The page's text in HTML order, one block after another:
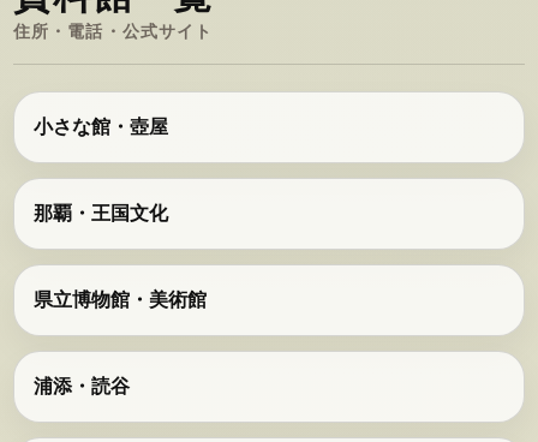
住所・電話・公式サイト
小さな館・壺屋
那覇・王国文化
県立博物館・美術館
浦添・読谷